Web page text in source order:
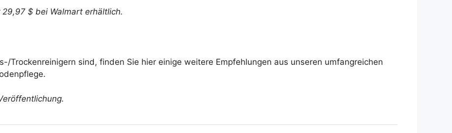
$ bei Walmart erhältlich.
Trockenreinigern sind, finden Sie hier einige weitere Empfehlungen aus unseren umfangreichen